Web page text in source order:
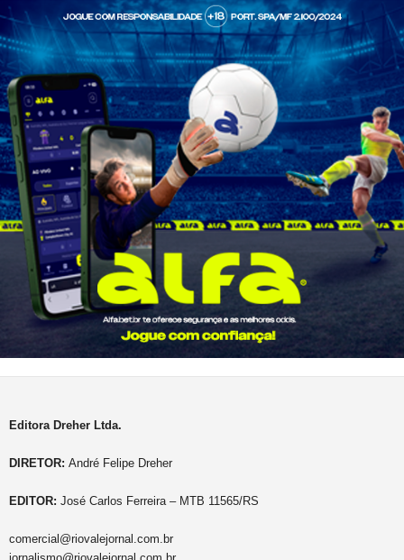
Editora Dreher Ltda.
DIRETOR: André Felipe Dreher
EDITOR: José Carlos Ferreira – MTB 11565/RS
comercial@riovalejornal.com.br